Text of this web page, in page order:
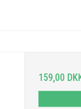
159,00